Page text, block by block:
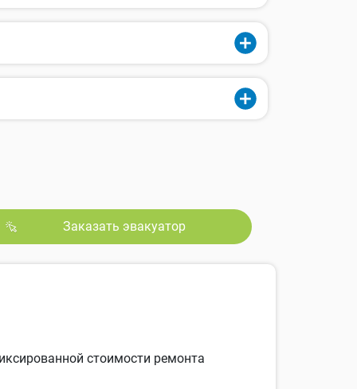
Заказать эвакуатор
стоимости ремонта